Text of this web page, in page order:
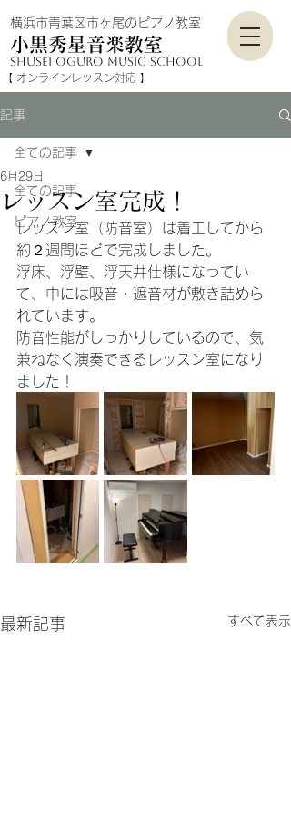
横浜市青葉区市ヶ尾のピアノ教室
小黒秀星音楽教室
shusei Oguro music school
​【 オンラインレッスン対応​​ 】
記事
全ての記事
ピアノ教室
全ての記事
レッスン室完成！
6月29日
レッスン室（防音室）は着工してから
約２週間ほどで完成しました。
浮床、浮壁、浮天井仕様になってい
て、中には吸音・遮音材が敷き詰めら
れています。
防音性能がしっかりしているので、気
兼ねなく演奏できるレッスン室になり
ました！
最新記事 すべて表示